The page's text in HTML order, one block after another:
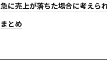
急に売上が落ちた場合に考えら
まとめ